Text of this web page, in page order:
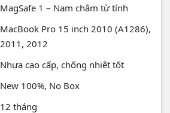
MagSafe 1 – Nam châm từ tính
MacBook Pro 15 inch 2010 (A1286),
2011, 2012
Nhựa cao cấp, chống nhiệt tốt
New 100%, No Box
12 tháng